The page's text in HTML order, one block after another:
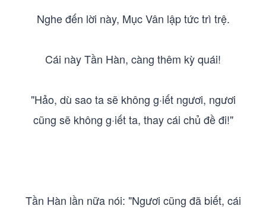
Nghe đến lời này, Mục Vân lập tức trì trệ.
Cái này Tần Hàn, càng thêm kỳ quái!
"Hảo, dù sao ta sẽ không g·iết ngươi, ngươi
cũng sẽ không g·iết ta, thay cái chủ đề đi!"
Tần Hàn lần nữa nói: "Ngươi cũng đã biết, cái